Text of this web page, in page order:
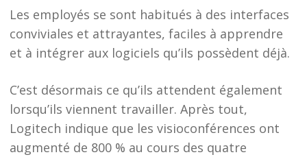
Les employés se sont habitués à des interfaces
conviviales et attrayantes, faciles à apprendre
et à intégrer aux logiciels qu’ils possèdent déjà.
C’est désormais ce qu’ils attendent également
lorsqu’ils viennent travailler. Après tout,
Logitech indique que les visioconférences ont
augmenté de 800 % au cours des quatre